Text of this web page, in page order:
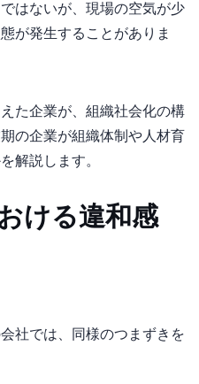
はないが、現場の空気が少
が発生することがありま
た企業が、“組織社会化の構
の企業が組織体制や人材育
解説します。
ける違和感
社では、同様のつまずきを